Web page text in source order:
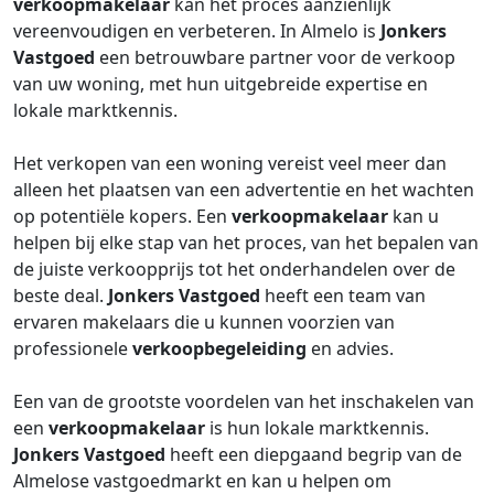
vereenvoudigen en verbeteren. In Almelo is Jonkers
Vastgoed een betrouwbare partner voor de verkoop
van uw woning, met hun uitgebreide expertise en
lokale marktkennis.
Het verkopen van een woning vereist veel meer dan
alleen het plaatsen van een advertentie en het wachten
op potentiële kopers. Een verkoopmakelaar kan u
helpen bij elke stap van het proces, van het bepalen van
de juiste verkoopprijs tot het onderhandelen over de
beste deal. Jonkers Vastgoed heeft een team van
ervaren makelaars die u kunnen voorzien van
professioneleverkoopbegeleiding en advies.
Een van de grootste voordelen van het inschakelen van
een verkoopmakelaar is hun lokale marktkennis.
Jonkers Vastgoed heeft een diepgaand begrip van de
Almelose vastgoedmarkt en kan u helpen om